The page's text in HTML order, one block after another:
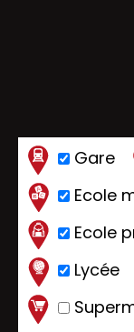
Gare
Ecole
Ecole
Lycée